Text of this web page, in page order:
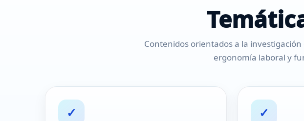
Contenidos orientados a la
ergonomía laboral y
✓ ✓